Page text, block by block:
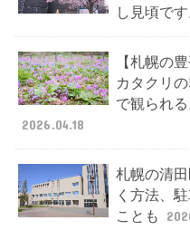
し見頃です
【札幌の
カタクリ
で観られ
2026.04.18
札幌の清
く方法、
ことも